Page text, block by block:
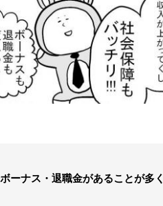
ーナス・退職金があることが多く